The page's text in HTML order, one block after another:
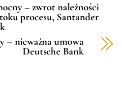
– zwrot należności
procesu, Santander
– nieważna umowa
Deutsche Bank